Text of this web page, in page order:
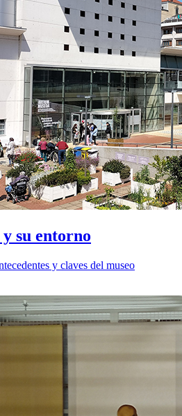
su entorno
y claves del museo